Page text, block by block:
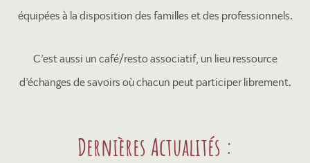
équipées à la disposition des familles et des professionnels.
C’est aussi un café/resto associatif, un lieu ressource
d’échanges de savoirs où chacun peut participer librement.
Dernières Actualités :